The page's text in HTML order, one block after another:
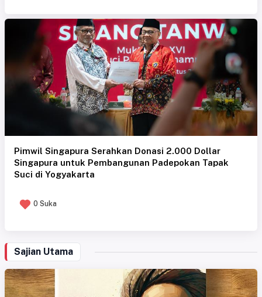
Pimwil Singapura Serahkan Donasi 2.000 Dollar
Singapura untuk Pembangunan Padepokan Tapak
Suci di Yogyakarta
0 Suka
Sajian Utama